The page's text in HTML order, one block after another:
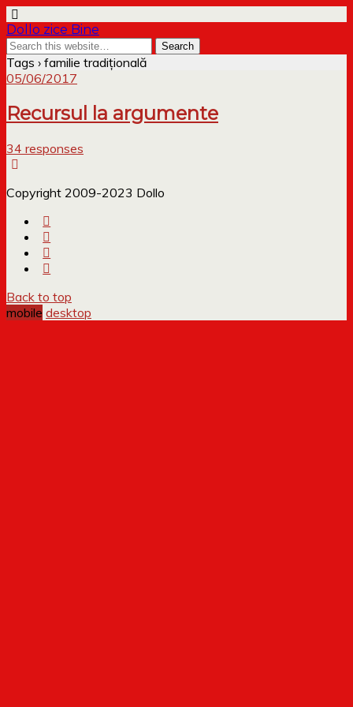
Dollo zice Bine
Tags › familie tradițională
05/06/2017
Recursul la argumente
34 responses
Copyright 2009-2023 Dollo
Back to top
mobile desktop